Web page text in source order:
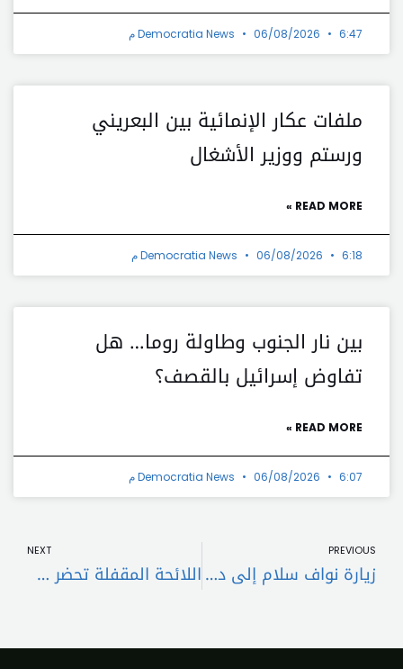
Democratia News 06/08/2026 6:47 م
ملفات عكار الإنمائية بين البعريني
ورستم ووزير الأشغال
READ MORE »
Democratia News 06/08/2026 6:18 م
بين نار الجنوب وطاولة روما… هل
تفاوض إسرائيل بالقصف؟
READ MORE »
Democratia News 06/08/2026 6:07 م
PREVIOUS
زيارة نواف سلام إلى دمشق: ملفات ثقيلة على طاولة البحث
NEXT
اللائحة المقفلة تحضر في انتخابات بيروت